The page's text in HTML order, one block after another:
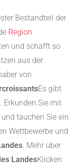
Bestandteil der
Region
und schafft so
aus der
von
Es gibt
Erkunden Sie mit
tauchen Sie ein
Wettbewerbe und
. Mehr über
LandesKlicken